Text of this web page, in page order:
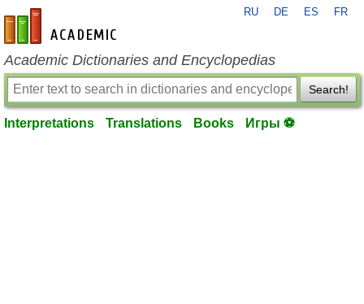
en-academic.com
RU DE ES FR
Academic Dictionaries and Encyclopedias
Search!
Interpretations Translations Books Игры ⚽